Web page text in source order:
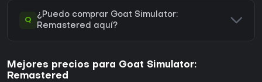
Q
¿Puedo comprar Goat Simulator:
Remastered aquí?
Mejores precios para Goat Simulator:
Remastered